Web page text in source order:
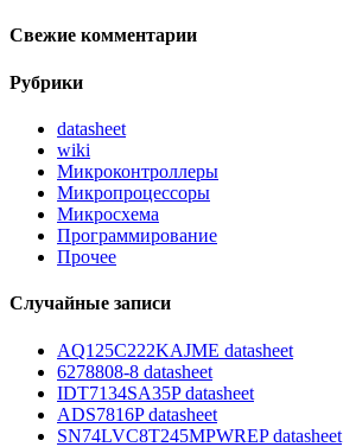
Свежие комментарии
Рубрики
datasheet
wiki
Микроконтроллеры
Микропроцессоры
Микросхема
Программирование
Прочее
Случайные записи
AQ125C222KAJME datasheet
6278808-8 datasheet
IDT7134SA35P datasheet
ADS7816P datasheet
SN74LVC8T245MPWREP datasheet